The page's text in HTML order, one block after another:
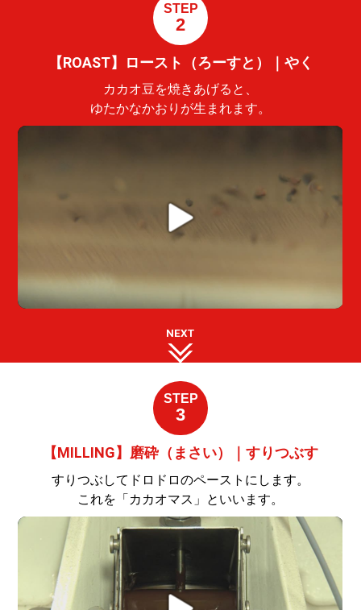
STEP
2
【ROAST】ロースト（ろーすと）｜やく
カカオ豆を焼きあげると、
ゆたかなかおりが生まれます。
NEXT
STEP
3
【MILLING】磨砕（まさい）｜すりつぶす
すりつぶしてドロドロのペーストにします。
これを「カカオマス」といいます。